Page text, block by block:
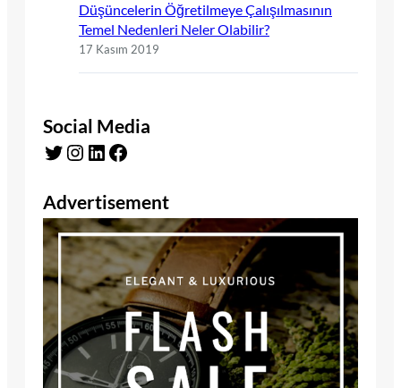
Düşüncelerin Öğretilmeye Çalışılmasının
Temel Nedenleri Neler Olabilir?
17 Kasım 2019
Social Media
Twitter Instagram LinkedIn Facebook
Advertisement